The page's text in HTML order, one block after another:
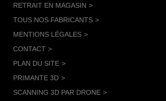
RETRAIT EN MAGASIN
TOUS NOS FABRICANTS
MENTIONS LÉGALES
CONTACT
PLAN DU SITE
PRIMANTE 3D
SCANNING 3D PAR DRONE